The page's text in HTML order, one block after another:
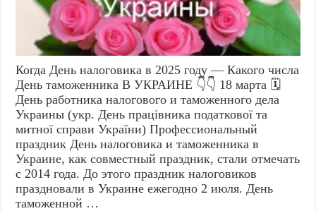
Когда День налоговика в 2025 году — Какого числа
День таможенника В УКРАИНЕ 👇👇 18 марта 🗓️
День работника налогового и таможенного дела
Украины (укр. День працівника податкової та
митної справи України) Профессиональный
праздник День налоговика и таможенника в
Украине, как совместный праздник, стали отмечать
с 2014 года. До этого праздник налоговиков
праздновали в Украине ежегодно 2 июля. День
таможенной …